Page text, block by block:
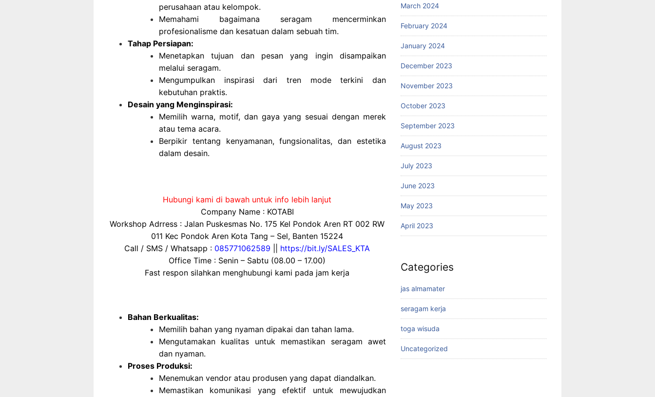
perusahaan atau kelompok.
Memahami bagaimana seragam mencerminkan
profesionalisme dan kesatuan dalam sebuah tim.
Tahap Persiapan:
Menetapkan tujuan dan pesan yang ingin disampaikan
melalui seragam.
Mengumpulkan inspirasi dari tren mode terkini dan
kebutuhan praktis.
Desain yang Menginspirasi:
Memilih warna, motif, dan gaya yang sesuai dengan merek
atau tema acara.
Berpikir tentang kenyamanan, fungsionalitas, dan estetika
dalam desain.
Hubungi kami di bawah untuk info lebih lanjut
Company Name : KOTABI
Workshop Adrress : Jalan Puskesmas No. 175 Kel Pondok Aren RT 002 RW
011 Kec Pondok Aren Kota Tang – Sel, Banten 15224
Call / SMS / Whatsapp : 085771062589
https://bit.ly/SALES_KTA
Office Time : Senin – Sabtu (08.00 – 17.00)
Fast respon silahkan menghubungi kami pada jam kerja
Bahan Berkualitas:
Memilih bahan yang nyaman dipakai dan tahan lama.
Mengutamakan kualitas untuk memastikan seragam awet
dan nyaman.
Proses Produksi:
Menemukan vendor atau produsen yang dapat diandalkan.
Memastikan komunikasi yang efektif untuk mewujudkan
March 2024
February 2024
January 2024
December 2023
November 2023
October 2023
September 2023
August 2023
July 2023
June 2023
May 2023
April 2023
Categories
jas almamater
seragam kerja
toga wisuda
Uncategorized